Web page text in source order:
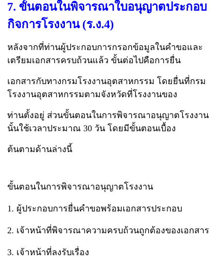
7. ขั้นตอนในพิจารณาใบอนุญาตประกอบ
กิจการโรงงาน (ร.ง.4)
หลังจากที่ท่านผู้ประกอบการกรอกข้อมูลในคำขอและ
เตรียมเอกสารครบถ้วนแล้ว ขั้นต่อไปคือการยื่น
เอกสารกับทางกรมโรงงานอุตสาหกรรม โดยยื่นที่กรม
โรงงานอุตสาหกรรมตามจังหวัดที่โรงงานของ
ท่านตั้งอยู่ ส่วนขั้นตอนในการพิจารณาอนุญาตโรงงาน
นั้นใช้เวลาประมาณ 30 วัน โดยมีขั้นตอนเบื้อง
ต้นตามด้านล่างนี้
ขั้นตอนในการพิจารณาอนุญาตโรงงาน
1. ผู้ประกอบการยื่นคำขอพร้อมเอกสารประกอบ
2. เจ้าหน้าที่พิจารณาความครบถ้วนถูกต้องของเอกสาร
3. เจ้าหน้าที่ลงรับเรื่อง